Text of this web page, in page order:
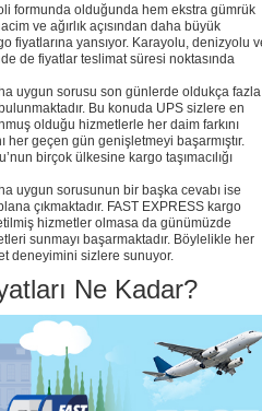
formunda olduğunda hem ekstra gümrük
ve ağırlık açısından daha büyük
fiyatlarına yansıyor. Karayolu, denizyolu
de fiyatlar teslimat süresi noktasında
uygun sorusu son günlerde oldukça fazla
Bu konuda UPS sizlere en
olduğu hizmetlerle her daim farkını
her geçen gün genişletmeyi başarmıştır.
birçok ülkesine kargo taşımacılığı
uygun sorusunun bir başka cevabı ise
çıkmaktadır. FAST EXPRESS kargo
hizmetler olmasa da günümüzde
sunmayı başarmaktadır. Böylelikle her
deneyimini sizlere sunuyor.
Ne Kadar?